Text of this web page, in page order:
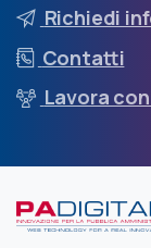
Richiedi
Contatti
Lavora